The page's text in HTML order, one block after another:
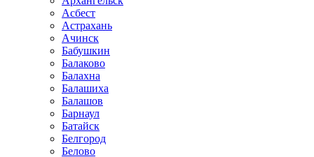
Асбест
Астрахань
Ачинск
Бабушкин
Балаково
Балахна
Балашиха
Балашов
Барнаул
Батайск
Белгород
Белово